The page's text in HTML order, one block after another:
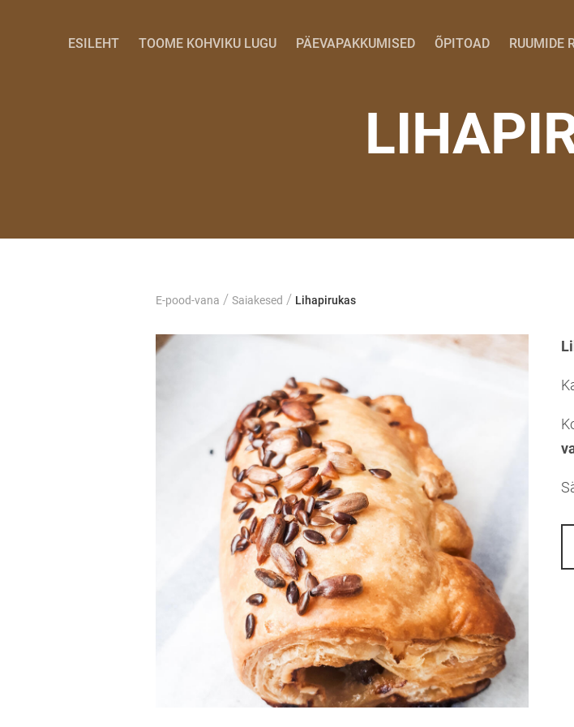
ESILEHT TOOME KOHVIKU LUGU PÄEVAPAKKUMISED ÕPITOAD RUUMIDE
E-pood-vana / Saiakesed / Lihapirukas